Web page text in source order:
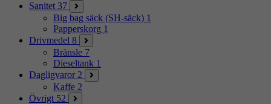
Sanitet 37
Big bag säck (SH-säck) 1
Papperskorg 1
Drivmedel 8
Bränsle 7
Dieseltank 1
Dagligvaror 2
Kaffe 2
Övrigt 52